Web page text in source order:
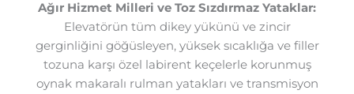
Ağır Hizmet Milleri ve Toz Sızdırmaz Yataklar:
Elevatörün tüm dikey yükünü ve zincir
gerginliğini göğüsleyen, yüksek sıcaklığa ve filler
tozuna karşı özel labirent keçelerle korunmuş
oynak makaralı rulman yatakları ve transmisyon